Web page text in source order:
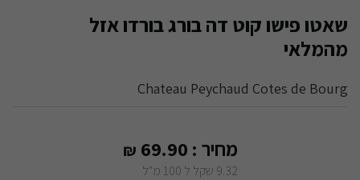
שאטו פישו קוט דה בורג בורדו אזל
מהמלאי
Chateau Peychaud Cotes de Bourg
מחיר : 69.90
₪
9.32 שקל ל 100 מ"ל